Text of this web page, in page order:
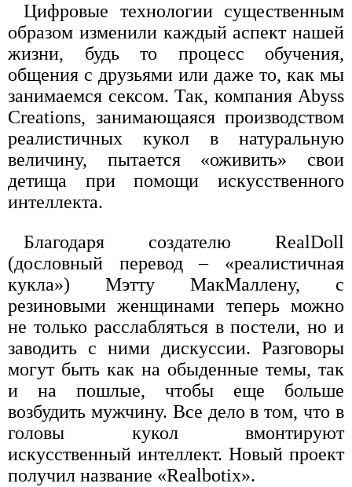
Цифровые технологии существенным
образом изменили каждый аспект нашей
жизни, будь то процесс обучения,
общения с друзьями или даже то, как мы
занимаемся сексом. Так, компания Abyss
Creations, занимающаяся производством
реалистичных кукол в натуральную
величину, пытается «оживить» свои
детища при помощи искусственного
интеллекта.
Благодаря создателю RealDoll
(дословный перевод – «реалистичная
кукла») Мэтту МакМаллену, с
резиновыми женщинами теперь можно
не только расслабляться в постели, но и
заводить с ними дискуссии. Разговоры
могут быть как на обыденные темы, так
и на пошлые, чтобы еще больше
возбудить мужчину. Все дело в том, что в
головы кукол вмонтируют
искусственный интеллект. Новый проект
получил название «Realbotix».